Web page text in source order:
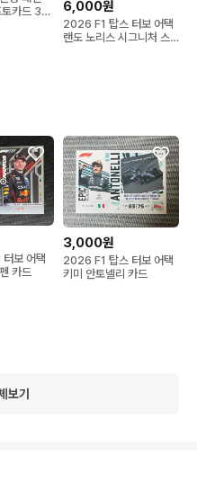
카드 3장
6,000원
2026 F1 탑스 터보 어택
랜도 노리스 시그니처 스
보 어택
카드
3,000원
2026 F1 탑스 터보 어택
키미 안토넬리 카드
보기